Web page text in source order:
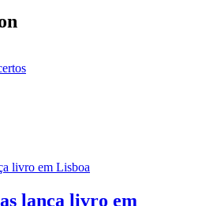
lança livro em